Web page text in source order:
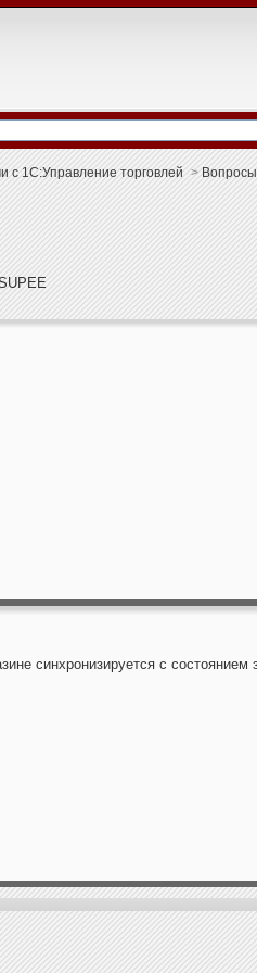
с 1С:Управление торговлей >
синхронизируется с